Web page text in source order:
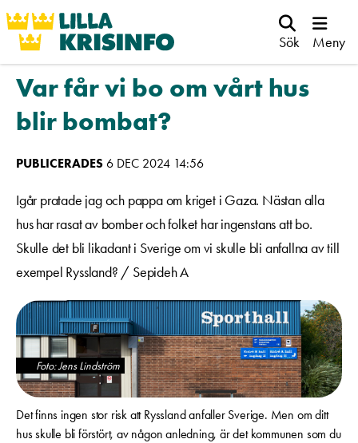
Sök Meny
Var får vi bo om vårt hus
blir bombat?
PUBLICERADES6 DEC 2024 14:56
Igår pratade jag och pappa om kriget i Gaza. Nästan alla
hus har rasat av bomber och folket har ingenstans att bo.
Skulle det bli likadant i Sverige om vi skulle bli anfallna av till
exempel Ryssland? / Sepideh A
Foto: Jens Lindström
Det finns ingen stor risk att Ryssland anfaller Sverige. Men om ditt
hus skulle bli förstört, av någon anledning, är det kommunen som du